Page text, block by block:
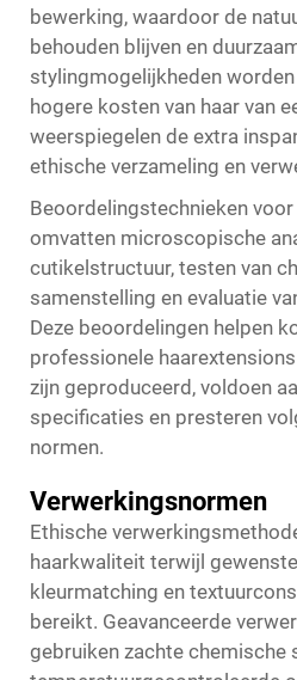
bewerking, waardoor de
behouden blijven en
stylingmogelijkheden
hogere kosten van haar van
weerspiegelen de extra
ethische verzameling en
Beoordelingstechnieken
omvatten microscopische
cutikelstructuur, testen van
samenstelling en evaluatie
Deze beoordelingen helpen
professionele
zijn geproduceerd, voldoen
specificaties en presteren
normen.
Verwerkingsnormen
Ethische
haarkwaliteit terwijl
kleurmatching en
bereikt. Geavanceerde
gebruiken zachte chemische